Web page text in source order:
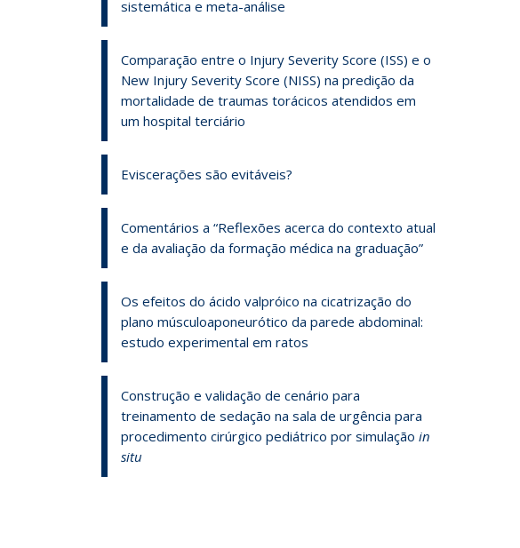
sistemática e meta-análise
Comparação entre o Injury Severity Score (ISS) e o
New Injury Severity Score (NISS) na predição da
mortalidade de traumas torácicos atendidos em
um hospital terciário
Eviscerações são evitáveis?
Comentários a “Reflexões acerca do contexto atual
e da avaliação da formação médica na graduação”
Os efeitos do ácido valpróico na cicatrização do
plano músculoaponeurótico da parede abdominal:
estudo experimental em ratos
Construção e validação de cenário para
treinamento de sedação na sala de urgência para
procedimento cirúrgico pediátrico por simulação in
situ